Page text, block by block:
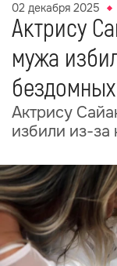
02 декабря 2025
Актрису
мужа
Актрису
избили из-за